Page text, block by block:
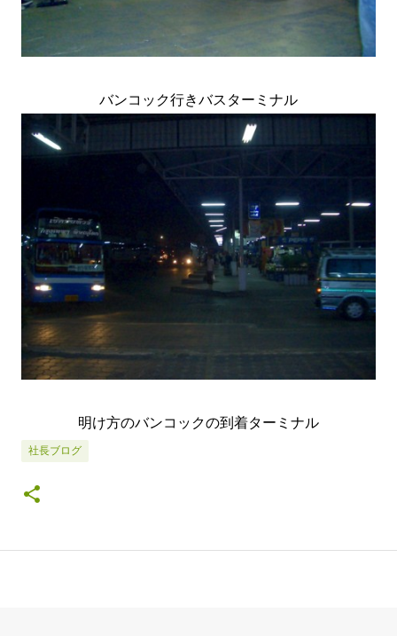
バンコック行きバスターミナル
明け方のバンコックの到着ターミナル
社長ブログ